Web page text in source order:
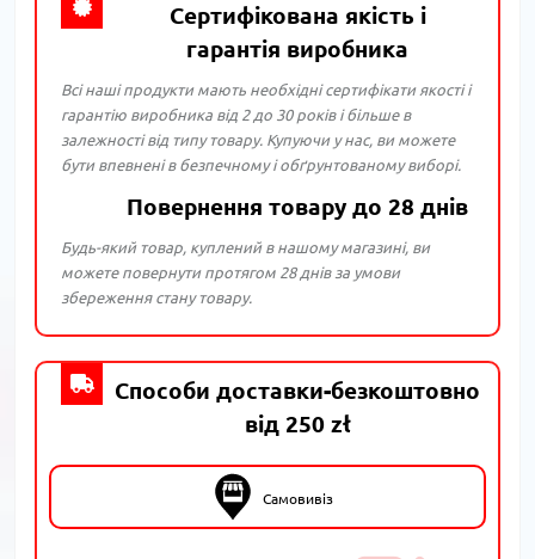
Сертифікована якість і
гарантія виробника
Всі наші продукти мають необхідні сертифікати якості і
гарантію виробника від 2 до 30 років і більше в
залежності від типу товару. Купуючи у нас, ви можете
бути впевнені в безпечному і обґрунтованому виборі.
Повернення товару до 28 днів
Будь-який товар, куплений в нашому магазині, ви
можете повернути протягом 28 днів за умови
збереження стану товару.
Способи доставки-безкоштовно
від 250 zł
Самовивіз